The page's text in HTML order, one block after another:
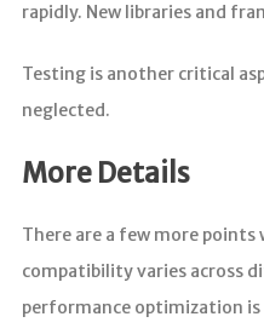
rapidly. New libraries and
Testing is another critical
neglected.
More Details
There are a few more
compatibility varies across
performance optimization is